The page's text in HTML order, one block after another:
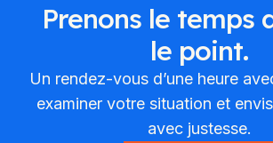
Prenons le temps
le point.
Un rendez-vous d’une heure
examiner votre situation et
avec justesse.